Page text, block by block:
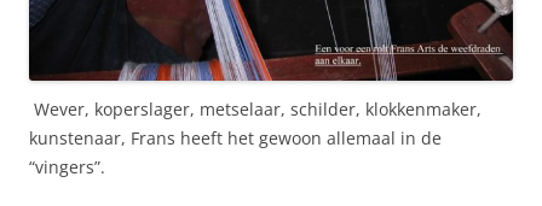
Wever, koperslager, metselaar, schilder, klokkenmaker,
kunstenaar, Frans heeft het gewoon allemaal in de
“vingers”.